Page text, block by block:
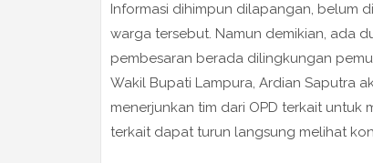
Informasi dihimpun dilapangan, belum
warga tersebut. Namun demikian, ada
pembesaran berada dilingkungan
Wakil Bupati Lampura, Ardian Saputra
menerjunkan tim dari OPD terkait untuk
terkait dapat turun langsung melihat